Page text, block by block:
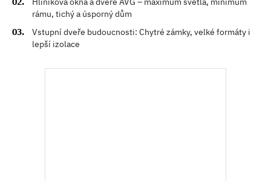
rámu, tichý a úsporný dům
Vstupní dveře budoucnosti: Chytré zámky, velké formáty i
lepší izolace